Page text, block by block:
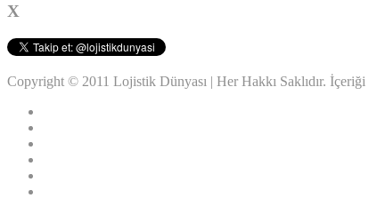
X
Copyright © 2011 Lojistik Dünyası | Her Hakkı Saklıdır.